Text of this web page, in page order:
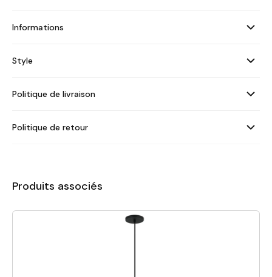
Informations
Style
Politique de livraison
Politique de retour
Produits associés